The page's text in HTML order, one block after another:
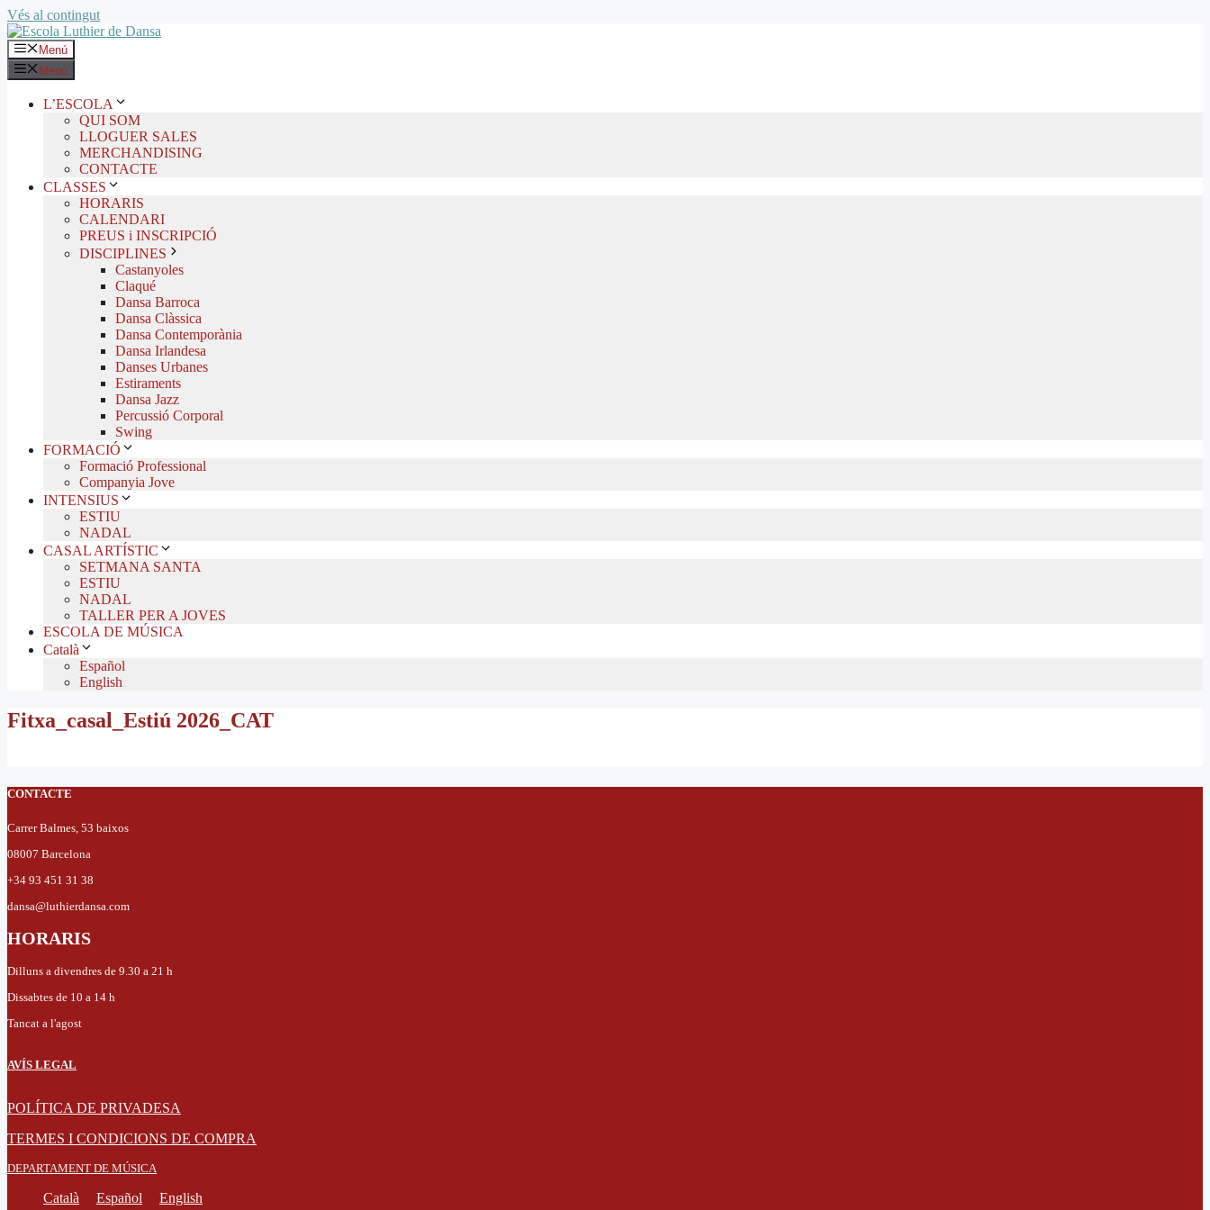
Vés al contingut
Menú
Menú
L’ESCOLA
QUI SOM
LLOGUER SALES
MERCHANDISING
CONTACTE
CLASSES
HORARIS
CALENDARI
PREUS i INSCRIPCIÓ
DISCIPLINES
Castanyoles
Claqué
Dansa Barroca
Dansa Clàssica
Dansa Contemporània
Dansa Irlandesa
Danses Urbanes
Estiraments
Dansa Jazz
Percussió Corporal
Swing
FORMACIÓ
Formació Professional
Companyia Jove
INTENSIUS
ESTIU
NADAL
CASAL ARTÍSTIC
SETMANA SANTA
ESTIU
NADAL
TALLER PER A JOVES
ESCOLA DE MÚSICA
Català
Español
English
Fitxa_casal_Estiú 2026_CAT
CONTACTE
Carrer Balmes, 53 baixos
08007 Barcelona
+34 93 451 31 38
dansa@luthierdansa.com
HORARIS
Dilluns a divendres de 9.30 a 21 h
Dissabtes de 10 a 14 h
Tancat a l'agost
AVÍS LEGAL
POLÍTICA DE PRIVADESA
TERMES I CONDICIONS DE COMPRA
DEPARTAMENT DE MÚSICA
Català Español English